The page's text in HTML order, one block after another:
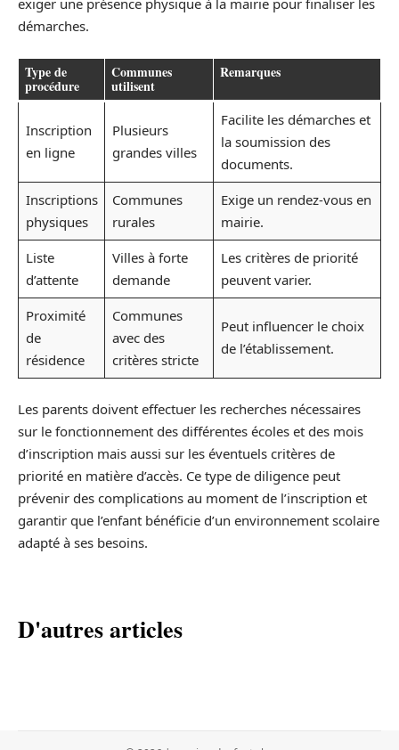
exiger une présence physique à la mairie pour finaliser les
démarches.
Type de
procédure
Communes
utilisent
Remarques
Inscription
en ligne
Plusieurs
grandes villes
Facilite les démarches et
la soumission des
documents.
Inscriptions
physiques
Communes
rurales
Exige un rendez-vous en
mairie.
Liste
d’attente
Villes à forte
demande
Les critères de priorité
peuvent varier.
Proximité
de
résidence
Communes
avec des
critères stricte
Peut influencer le choix
de l’établissement.
Les parents doivent effectuer les recherches nécessaires
sur le fonctionnement des différentes écoles et des mois
d’inscription mais aussi sur les éventuels critères de
priorité en matière d’accès. Ce type de diligence peut
prévenir des complications au moment de l’inscription et
garantir que l’enfant bénéficie d’un environnement scolaire
adapté à ses besoins.
D'autres articles